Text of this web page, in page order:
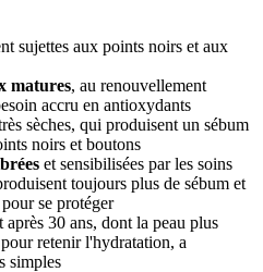
sujettes aux points noirs et aux
matures, au renouvellement
accru en antioxydants
sèches, qui produisent un sébum
noirs et boutons
et sensibilisées par les soins
toujours plus de sébum et
se protéger
après 30 ans, dont la peau plus
retenir l'hydratation, a
simples